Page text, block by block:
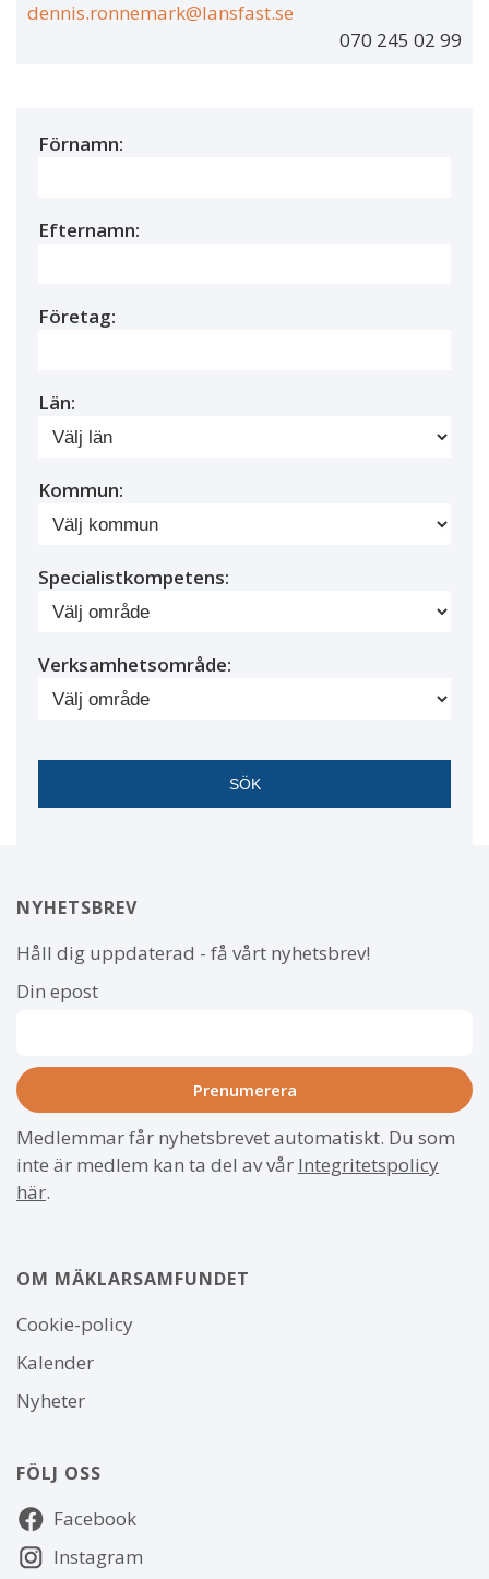
dennis.ronnemark@lansfast.se
070 245 02 99
Förnamn:
Efternamn:
Företag:
Län:
Kommun:
Specialistkompetens:
Verksamhetsområde:
NYHETSBREV
Håll dig uppdaterad - få vårt nyhetsbrev!
Din epost
Medlemmar får nyhetsbrevet automatiskt. Du som
inte är medlem kan ta del av vår Integritetspolicy
här.
OM MÄKLARSAMFUNDET
Om
webbplatsen
Cookie-policy
Kalender
Nyheter
FÖLJ OSS
Följ
oss Facebook
Instagram